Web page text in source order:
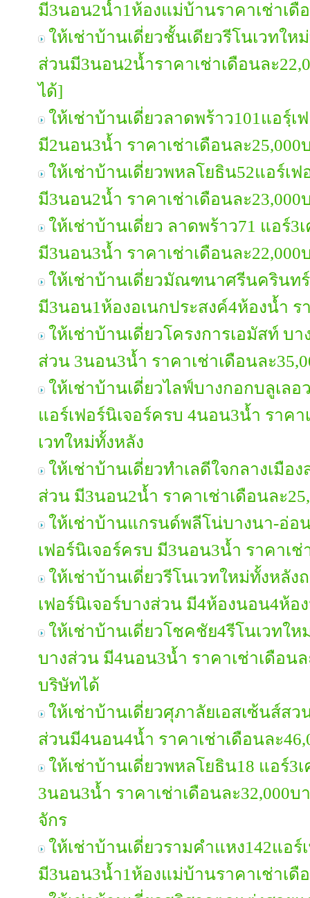
มี3นอน2น้ำ1ห้องแม่บ้านราคาเช่าเดื
ให้เช่าบ้านเดี่ยวชั้นเดียวรีโนเวทให
ส่วนมี3นอน2น้ำราคาเช่าเดือนละ
ได้]
ให้เช่าบ้านเดี่ยวลาดพร้าว101แอรฺ์เ
มี2นอน3น้ำ ราคาเช่าเดือนละ25,000
ให้เช่าบ้านเดี่ยวพหลโยธิน52แอร์เฟ
มี3นอน2น้ำ ราคาเช่าเดือนละ23,000
ให้เช่าบ้านเดี่ยว ลาดพร้าว71 แอร์3
มี3นอน3น้ำ ราคาเช่าเดือนละ22,000
ให้เช่าบ้านเดี่ยวมัณฑนาศรีนครินท
มี3นอน1ห้องอเนกประสงค์4ห้องน้ำ ร
ให้เช่าบ้านเดี่ยวโครงการเอมัสท์ บ
ส่วน 3นอน3น้ำ ราคาเช่าเดือนละ
ให้เช่าบ้านเดี่ยวไลฟ์บางกอกบลูเล
แอร์เฟอร์นิเจอร์ครบ 4นอน3น้ำ ราคา
เวทใหม่ทั้งหลัง
ให้เช่าบ้านเดี่ยวทำเลดีใจกลางเมือ
ส่วน มี3นอน2น้ำ ราคาเช่าเดือนละ
ให้เช่าบ้านแกรนด์พลีโน่บางนา-อ่อ
เฟอร์นิเจอร์ครบ มี3นอน3น้ำ ราคาเช่
ให้เช่าบ้านเดี่ยวรีโนเวทใหม่ทั้งหลั
เฟอร์นิเจอร์บางส่วน มี4ห้องนอน4ห้อ
ให้เช่าบ้านเดี่ยวโชคชัย4รีโนเวทให
บางส่วน มี4นอน3น้ำ ราคาเช่าเดือน
บริษัทได้
ให้เช่าบ้านเดี่ยวศุภาลัยเอสเซ้นส์สว
ส่วนมี4นอน4น้ำ ราคาเช่าเดือนละ
ให้เช่าบ้านเดี่ยวพหลโยธิน18 แอร์3
3นอน3น้ำ ราคาเช่าเดือนละ32,000บ
จักร
ให้เช่าบ้านเดี่ยวรามคำแหง142แอร์
มี3นอน3น้ำ1ห้องแม่บ้านราคาเช่าเดื